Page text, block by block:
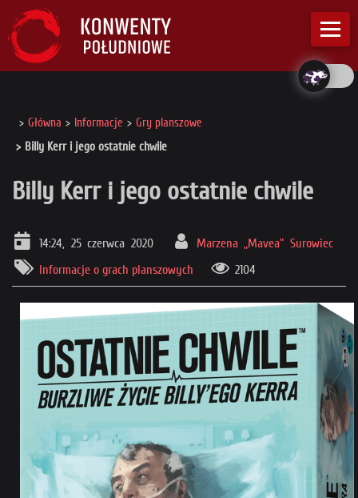
Główna Informacje
Gry planszowe
Billy Kerr i jego ostatnie chwile
Billy Kerr i jego ostatnie chwile
14:24, 25 czerwca 2020
Marzena „Mavea” Surowiec
Informacje o grach planszowych
2104